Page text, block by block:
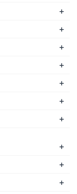
+
+
+
+
+
+
+
+
+
+